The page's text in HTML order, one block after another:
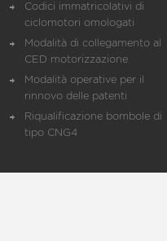
Codici immatricolativi di
ciclomotori omologati
Modalità di collegamento al
CED motorizzazione
Modalità operative per il
rinnovo delle patenti
Riqualificazione bombole di
tipo CNG4